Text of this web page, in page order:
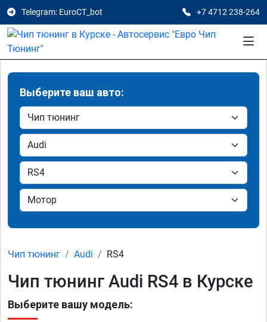
Telegram: EuroCT_bot +7 4712 238-264
Выберите ваш авто:
Чип тюнинг Audi RS4
Чип тюнинг Audi RS4 в Курске
Выберите вашу модель: